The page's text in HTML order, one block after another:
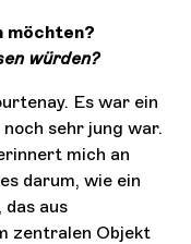
möchten?
würden?
Es war ein
sehr jung war.
mich an
darum, wie ein
aus
zentralen Objekt